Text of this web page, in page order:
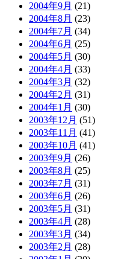
2004年9月 (21)
2004年8月 (23)
2004年7月 (34)
2004年6月 (25)
2004年5月 (30)
2004年4月 (33)
2004年3月 (32)
2004年2月 (31)
2004年1月 (30)
2003年12月 (51)
2003年11月 (41)
2003年10月 (41)
2003年9月 (26)
2003年8月 (25)
2003年7月 (31)
2003年6月 (26)
2003年5月 (31)
2003年4月 (28)
2003年3月 (34)
2003年2月 (28)